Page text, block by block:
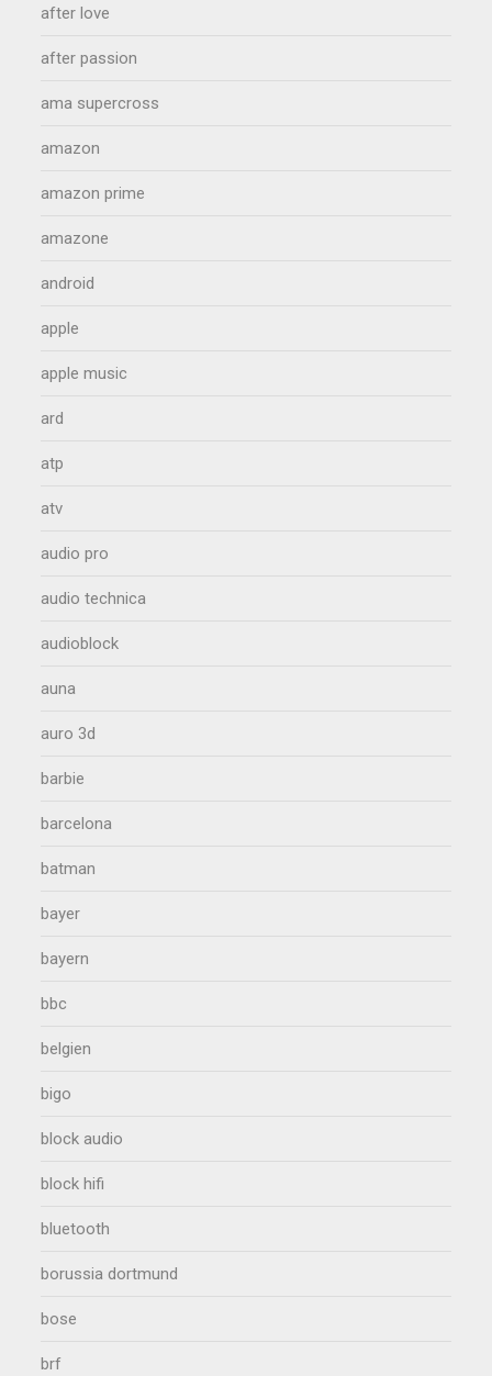
after love
after passion
ama supercross
amazon
amazon prime
amazone
android
apple
apple music
ard
atp
atv
audio pro
audio technica
audioblock
auna
auro 3d
barbie
barcelona
batman
bayer
bayern
bbc
belgien
bigo
block audio
block hifi
bluetooth
borussia dortmund
bose
brf